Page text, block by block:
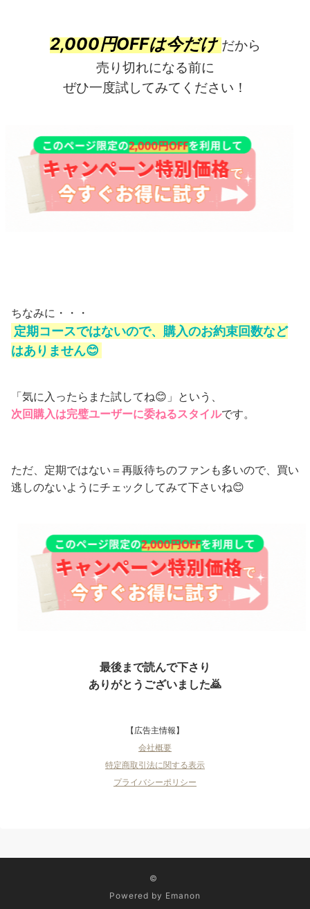
2,000円OFFは今だけだから
売り切れになる前に
ぜひ一度試してみてください！
ちなみに・・・
定期コースではないので、購入のお約束回数など
はありません😊
「気に入ったらまた試してね😊」という、
次回購入は完璧ユーザーに委ねるスタイルです。
ただ、定期ではない＝再販待ちのファンも多いので、買い
逃しのないようにチェックしてみて下さいね😊
最後まで読んで下さり
ありがとうございました🙇
【広告主情報】
会社概要
特定商取引法に関する表示
プライバシーポリシー
©
Powered by Emanon